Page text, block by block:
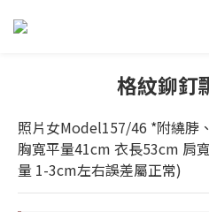
格紋鉚釘
照片女Model157/46 *附繞脖
胸寬平量41cm 衣長53cm 肩
量 1-3cm左右誤差屬正常)